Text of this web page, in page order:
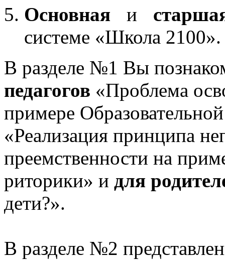
Основная и
системе «Школа 2100».
В разделе №1 Вы
педагогов «Проблема
примере
«Реализация принципа
преемственности на
риторики» и для
дети?».
В разделе №2